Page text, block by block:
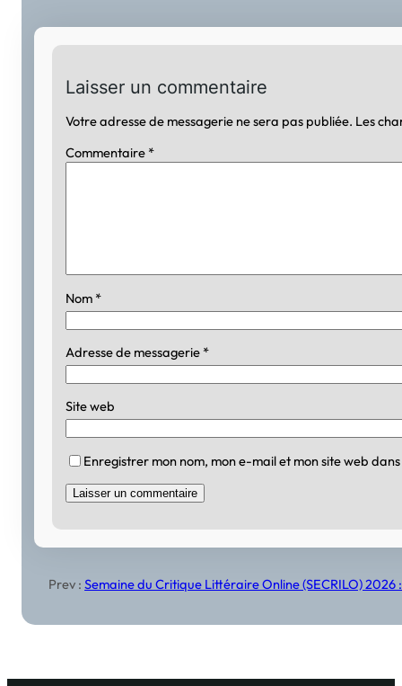
Laisser un commentaire
Votre adresse de messagerie ne sera pas publiée. Les
Commentaire *
Nom *
Adresse de messagerie *
Site web
Enregistrer mon nom, mon e-mail et mon site web
Prev :Semaine du Critique Littéraire Online (SECRILO)